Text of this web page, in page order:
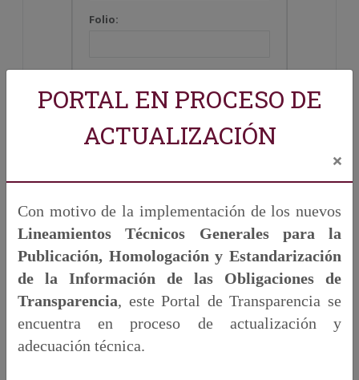
PORTAL EN PROCESO DE
ACTUALIZACIÓN
×
Con motivo de la implementación de los nuevos
Lineamientos Técnicos Generales para la
Publicación, Homologación y Estandarización
de la Información de las Obligaciones de
Transparencia, este Portal de Transparencia se
encuentra en proceso de actualización y
adecuación técnica.